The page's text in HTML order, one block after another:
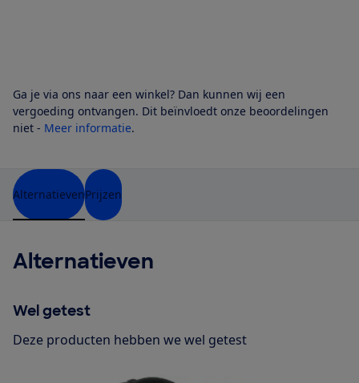
Ga je via ons naar een winkel? Dan kunnen wij een
vergoeding ontvangen. Dit beïnvloedt onze beoordelingen
niet - Meer informatie.
AlternatievenPrijzen
Alternatieven
Wel getest
Deze producten hebben we wel getest